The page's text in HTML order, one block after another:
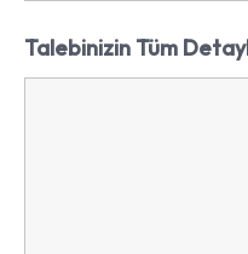
Talebinizin Tüm